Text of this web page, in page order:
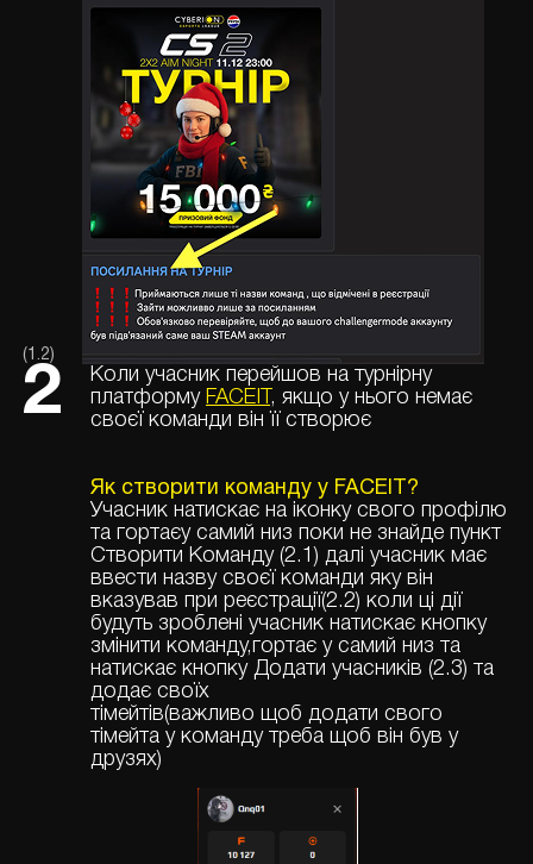
(1.2)
2
Коли учасник перейшов на турнірну
платформу FACEIT , якщо у нього немає
своєї команди він її створює
Як створити команду у FACEIT?
Учасник натискає на іконку свого профілю
та гортаєу самий низ поки не знайде пункт
Створити Команду (2.1) далі учасник має
ввести назву своєї команди яку він
вказував при реєстрації(2.2) коли ці дії
будуть зроблені учасник натискає кнопку
змінити команду,гортає у самий низ та
натискає кнопку Додати учасників (2.3) та
додає своїх
тімейтів(важливо щоб додати свого
тімейта у команду треба щоб він був у
друзях)